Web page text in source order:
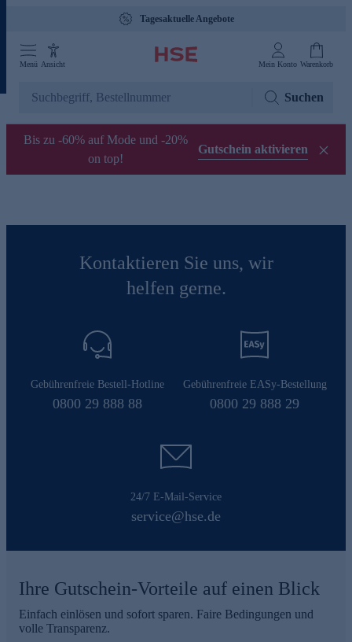
Tagesaktuelle Angebote
Menü Ansicht Mein Konto Warenkorb
Suchen
Bis zu -60% auf Mode und -20%
on top!
Gutschein aktivieren
Kontaktieren Sie uns, wir
helfen gerne.
Gebührenfreie Bestell-Hotline
0800 29 888 88
Gebührenfreie EASy-Bestellung
0800 29 888 29
24/7 E-Mail-Service
service@hse.de
Ihre Gutschein-Vorteile auf einen Blick
Einfach einlösen und sofort sparen. Faire Bedingungen und
volle Transparenz.